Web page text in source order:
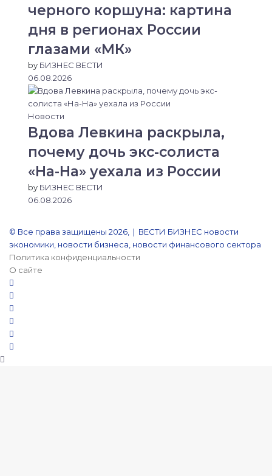
черного коршуна: картина
дня в регионах России
глазами «МК»
by БИЗНЕС ВЕСТИ
06.08.2026
Новости
Вдова Левкина раскрыла,
почему дочь экс-солиста
«На-На» уехала из России
by БИЗНЕС ВЕСТИ
06.08.2026
© Все права защищены 2026, | ВЕСТИ БИЗНЕС новости
экономики, новости бизнеса, новости финансового сектора
Политика конфиденциальности
О сайте